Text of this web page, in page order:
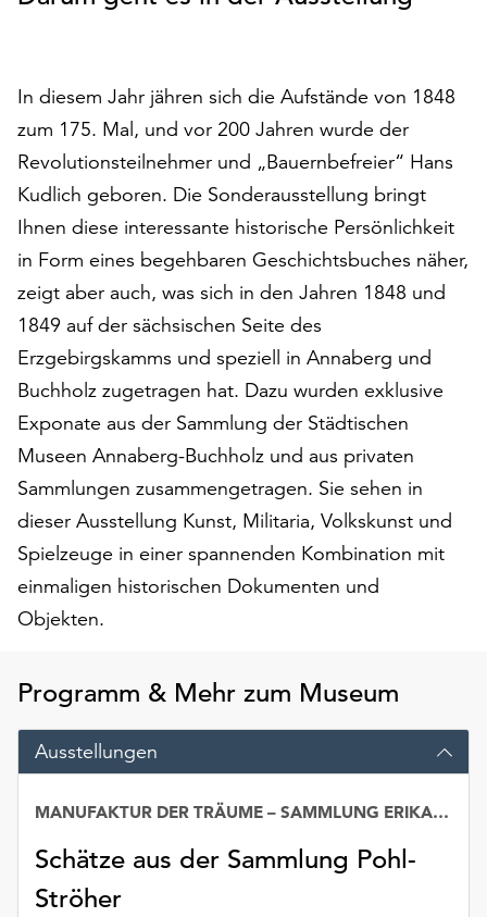
um
alle
Cookies
zu
akzeptieren.
Sie
können
Ihr
Einverständnis
jederzeit
ändern
und
widerrufen.
Dafür
steht
am
Ende
der
Seite
die
Schaltfläche
zur
Verfügung.
Funktionale
Cookies
auch
ohne
Ihr
Einverständnis
In diesem Jahr jähren sich die Aufstände von 1848
zum 175. Mal, und vor 200 Jahren wurde der
Revolutionsteilnehmer und „Bauernbefreier“ Hans
Kudlich geboren. Die Sonderausstellung bringt
Ihnen diese interessante historische Persönlichkeit
in Form eines begehbaren Geschichtsbuches näher,
zeigt aber auch, was sich in den Jahren 1848 und
1849 auf der sächsischen Seite des
Erzgebirgskamms und speziell in Annaberg und
Buchholz zugetragen hat. Dazu wurden exklusive
Exponate aus der Sammlung der Städtischen
Museen Annaberg-Buchholz und aus privaten
Sammlungen zusammengetragen. Sie sehen in
dieser Ausstellung Kunst, Militaria, Volkskunst und
Spielzeuge in einer spannenden Kombination mit
einmaligen historischen Dokumenten und
Objekten.
Programm & Mehr zum Museum
Ausstellungen
Schätze aus der Sammlung Pohl-
Ströher
MANUFAKTUR DER TRÄUME – SAMMLUNG ERIKA POHL-STRÖHER